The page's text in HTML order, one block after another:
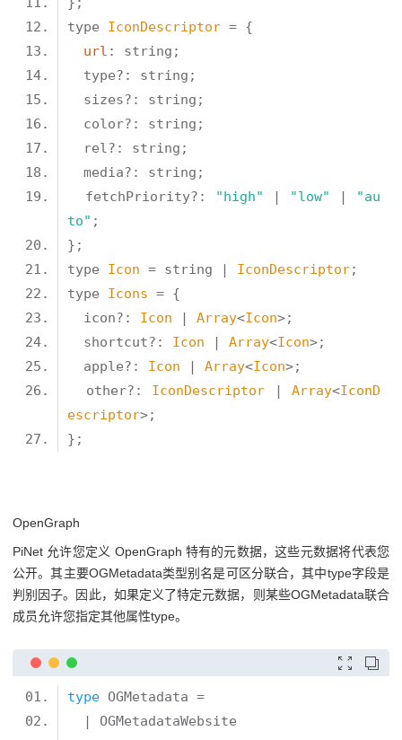
type IconDescriptor
url
fetchPriority?:
"high" | "low" |
"au
to"
type Icon = string | IconDescriptor
type Icons
icon?: Icon | Array<Icon
shortcut?: Icon | Array<Icon
apple?: Icon | Array<Icon
other?: IconDescriptor | Array<IconD
escriptor
OpenGraph
PiNet 允许您定义 OpenGraph 特有的元数据，这些元数据将代表您
公开。其主要OGMetadata类型别名是可区分联合，其中type字段是
判别因子。因此，如果定义了特定元数据，则某些OGMetadata联合
成员允许您指定其他属性type。
type
 